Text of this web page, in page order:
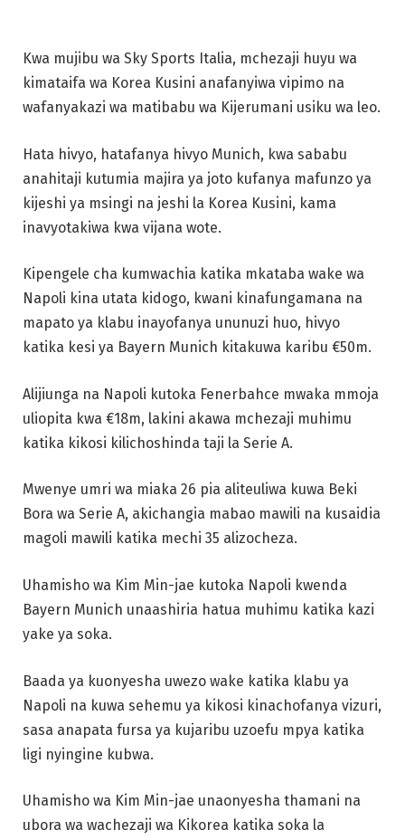
Kwa mujibu wa Sky Sports Italia, mchezaji huyu wa
kimataifa wa Korea Kusini anafanyiwa vipimo na
wafanyakazi wa matibabu wa Kijerumani usiku wa leo.
Hata hivyo, hatafanya hivyo Munich, kwa sababu
anahitaji kutumia majira ya joto kufanya mafunzo ya
kijeshi ya msingi na jeshi la Korea Kusini, kama
inavyotakiwa kwa vijana wote.
Kipengele cha kumwachia katika mkataba wake wa
Napoli kina utata kidogo, kwani kinafungamana na
mapato ya klabu inayofanya ununuzi huo, hivyo
katika kesi ya Bayern Munich kitakuwa karibu €50m.
Alijiunga na Napoli kutoka Fenerbahce mwaka mmoja
uliopita kwa €18m, lakini akawa mchezaji muhimu
katika kikosi kilichoshinda taji la Serie A.
Mwenye umri wa miaka 26 pia aliteuliwa kuwa Beki
Bora wa Serie A, akichangia mabao mawili na kusaidia
magoli mawili katika mechi 35 alizocheza.
Uhamisho wa Kim Min-jae kutoka Napoli kwenda
Bayern Munich unaashiria hatua muhimu katika kazi
yake ya soka.
Baada ya kuonyesha uwezo wake katika klabu ya
Napoli na kuwa sehemu ya kikosi kinachofanya vizuri,
sasa anapata fursa ya kujaribu uzoefu mpya katika
ligi nyingine kubwa.
Uhamisho wa Kim Min-jae unaonyesha thamani na
ubora wa wachezaji wa Kikorea katika soka la